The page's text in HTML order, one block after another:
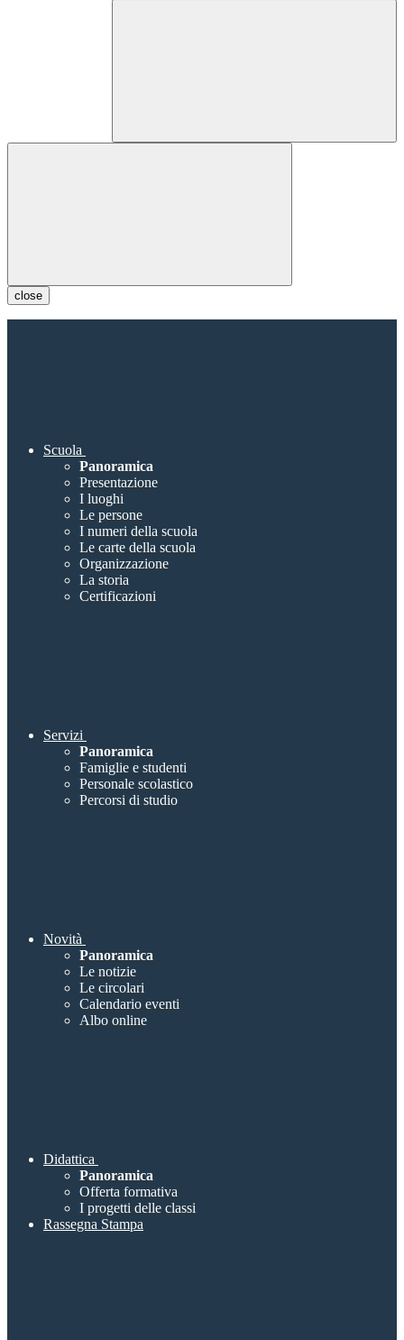
close
Scuola
Panoramica
Presentazione
I luoghi
Le persone
I numeri della scuola
Le carte della scuola
Organizzazione
La storia
Certificazioni
Servizi
Panoramica
Famiglie e studenti
Personale scolastico
Percorsi di studio
Novità
Panoramica
Le notizie
Le circolari
Calendario eventi
Albo online
Didattica
Panoramica
Offerta formativa
I progetti delle classi
Rassegna Stampa